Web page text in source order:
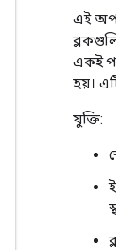
এই
একই
হয়।
যুক্তি: